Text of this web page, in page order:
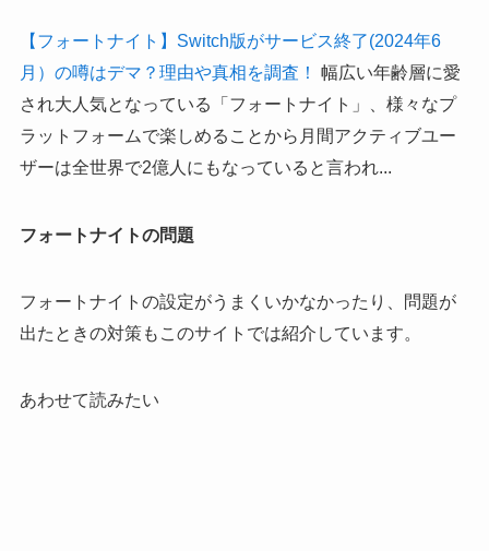
【フォートナイト】Switch版がサービス終了(2024年6
月）の噂はデマ？理由や真相を調査！
幅広い年齢層に愛
され大人気となっている「フォートナイト」、様々なプ
ラットフォームで楽しめることから月間アクティブユー
ザーは全世界で2億人にもなっていると言われ...
フォートナイトの問題
フォートナイトの設定がうまくいかなかったり、問題が
出たときの対策もこのサイトでは紹介しています。
あわせて読みたい